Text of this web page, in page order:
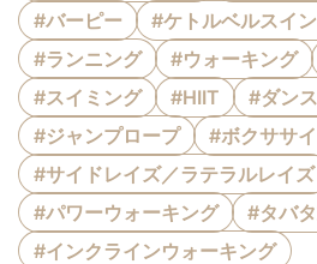
#バーピー
#ケトルベルスイ
#ランニング
#ウォーキング
#スイミング
#HIIT
#ダン
#ジャンプロープ
#ボクササ
#サイドレイズ／ラテラルレイズ
#パワーウォーキング
#タバ
#インクラインウォーキング